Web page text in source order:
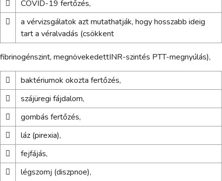

COVID-19 fertőzés,

a vérvizsgálatok azt mutathatják, hogy hosszabb ideig
tart a véralvadás (csökkent
fibrinogénszint, megnövekedettINR-szintés PTT-megnyúlás),

baktériumok okozta fertőzés,

szájüregi fájdalom,

gombás fertőzés,

láz (pirexia),

fejfájás,

légszomj (diszpnoe),